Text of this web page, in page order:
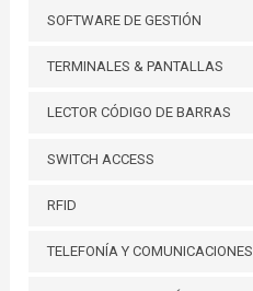
SOFTWARE DE GESTIÓN
TERMINALES & PANTALLAS
LECTOR CÓDIGO DE BARRAS
SWITCH ACCESS
RFID
TELEFONÍA Y COMUNICACIONES